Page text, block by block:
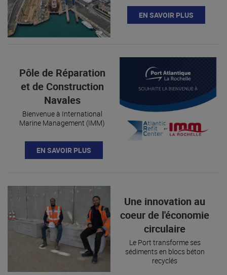
EN SAVOIR PLUS
Pôle de Réparation
et de Construction
Navales
Bienvenue à International
Marine Management (IMM)
EN SAVOIR PLUS
Une innovation au
coeur de l'économie
circulaire
Le Port transforme ses
sédiments en blocs béton
recyclés